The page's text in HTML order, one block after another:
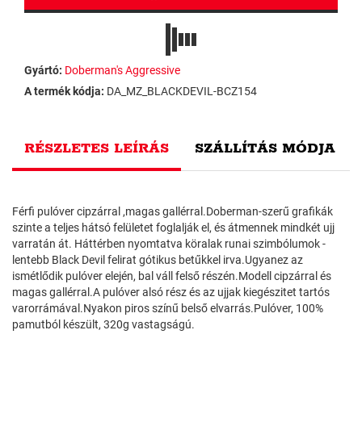
Gyártó: Doberman's Aggressive
A termék kódja: DA_MZ_BLACKDEVIL-BCZ154
RÉSZLETES LEÍRÁS SZÁLLÍTÁS MÓDJA
Férfi pulóver cipzárral ,magas gallérral.Doberman-szerű grafikák
szinte a teljes hátsó felületet foglalják el, és átmennek mindkét ujj
varratán át. Háttérben nyomtatva köralak runai szimbólumok -
lentebb Black Devil felirat gótikus betűkkel irva.Ugyanez az
ismétlődik pulóver elején, bal váll felső részén.Modell cipzárral és
magas gallérral.A pulóver alsó rész és az ujjak kiegészitet tartós
varorrámával.Nyakon piros színű belső elvarrás.Pulóver, 100%
pamutból készült, 320g vastagságú.